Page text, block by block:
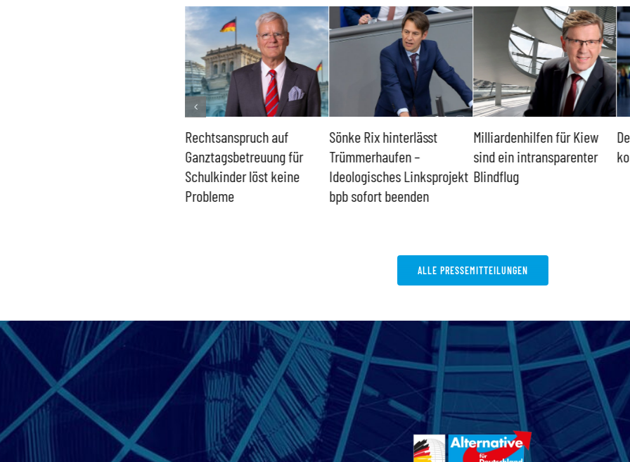
Rechtsanspruch auf
Ganztagsbetreuung für
Schulkinder löst keine
Probleme
Sönke Rix hinterlässt
Trümmerhaufen –
Ideologisches Linksprojekt
bpb sofort beenden
Milliardenhilfen für Kiew
sind ein intransparenter
Blindflug
ALLE PRESSEMITTEILUNGEN